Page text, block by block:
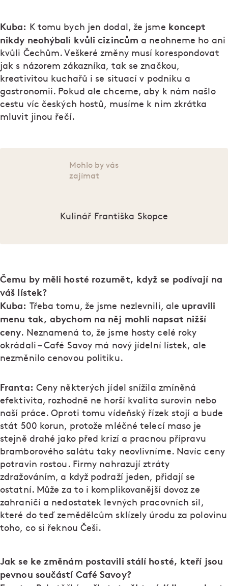
Kuba: K tomu bych jen dodal, že jsme koncept
nikdy neohýbali kvůli cizincům a neohneme ho ani
kvůli Čechům. Veškeré změny musí korespondovat
jak s názorem zákazníka, tak se značkou,
kreativitou kuchařů i se situací v podniku a
gastronomii. Pokud ale chceme, aby k nám našlo
cestu víc českých hostů, musíme k nim zkrátka
mluvit jinou řečí.
Mohlo by vás
zajímat
Kulinář Františka Skopce
Čemu by měli hosté rozumět, když se podívají na
váš lístek?
Kuba: Třeba tomu, že jsme nezlevnili, ale upravili
menu tak, abychom na něj mohli napsat nižší
ceny. Neznamená to, že jsme hosty celé roky
okrádali – Café Savoy má nový jídelní lístek, ale
nezměnilo cenovou politiku.
Franta: Ceny některých jídel snížila zmíněná
efektivita, rozhodně ne horší kvalita surovin nebo
naší práce. Oproti tomu vídeňský řízek stojí a bude
stát 500 korun, protože mléčné telecí maso je
stejně drahé jako před krizí a pracnou přípravu
bramborového salátu taky neovlivníme. Navíc ceny
potravin rostou. Firmy nahrazují ztráty
zdražováním, a když podraží jeden, přidají se
ostatní. Může za to i komplikovanější dovoz ze
zahraničí a nedostatek levných pracovních sil,
které do teď zemědělcům sklízely úrodu za polovinu
toho, co si řeknou Češi.
Jak se ke změnám postavili stálí hosté, kteří jsou
pevnou součástí Café Savoy?